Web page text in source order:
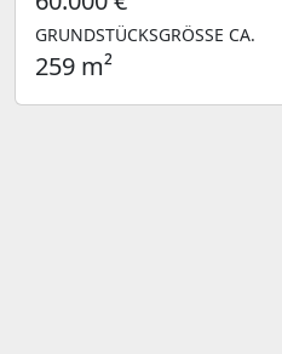
GRUNDSTÜCKSGRÖSSE CA.
259 m²